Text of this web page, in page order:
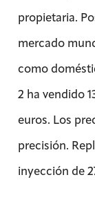
propietaria.
mercado
como
2 ha vendido
euros. Los
precisión.
inyección de